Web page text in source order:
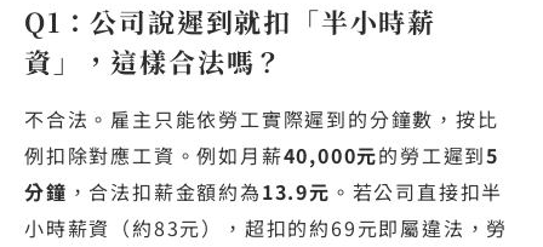
Q1：公司說遲到就扣「半小時薪
資」，這樣合法嗎？
不合法。雇主只能依勞工實際遲到的分鐘數，按比
例扣除對應工資。例如月薪40,000元的勞工遲到5
分鐘 ，合法扣薪金額約為13.9元 。若公司直接扣半
小時薪資（約83元），超扣的約69元即屬違法，勞